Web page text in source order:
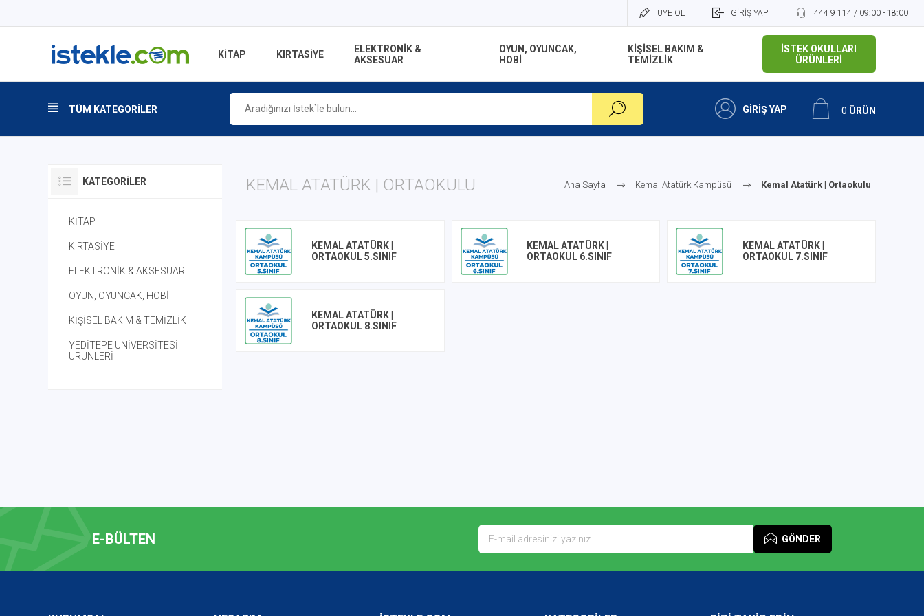
ÜYE OL GİRİŞ YAP 444 9 114 / 09:00 - 18:00
KİTAP KIRTASİYE
ELEKTRONİK &
AKSESUAR
OYUN, OYUNCAK,
HOBİ
KİŞİSEL BAKIM &
TEMİZLİK
İSTEK OKULLARI
ÜRÜNLERİ
TÜM KATEGORİLER GİRİŞ YAP 0 ÜRÜN
Ana Sayfa Kemal Atatürk Kampüsü Kemal Atatürk | Ortaokulu
KEMAL ATATÜRK | ORTAOKULU
KEMAL ATATÜRK |
ORTAOKUL 5.SINIF
KEMAL ATATÜRK |
ORTAOKUL 6.SINIF
KEMAL ATATÜRK |
ORTAOKUL 7.SINIF
KEMAL ATATÜRK |
ORTAOKUL 8.SINIF
KATEGORILER
KİTAP
KIRTASİYE
ELEKTRONİK & AKSESUAR
OYUN, OYUNCAK, HOBİ
KİŞİSEL BAKIM & TEMİZLİK
YEDİTEPE ÜNİVERSİTESİ
ÜRÜNLERİ
E-BÜLTEN GÖNDER